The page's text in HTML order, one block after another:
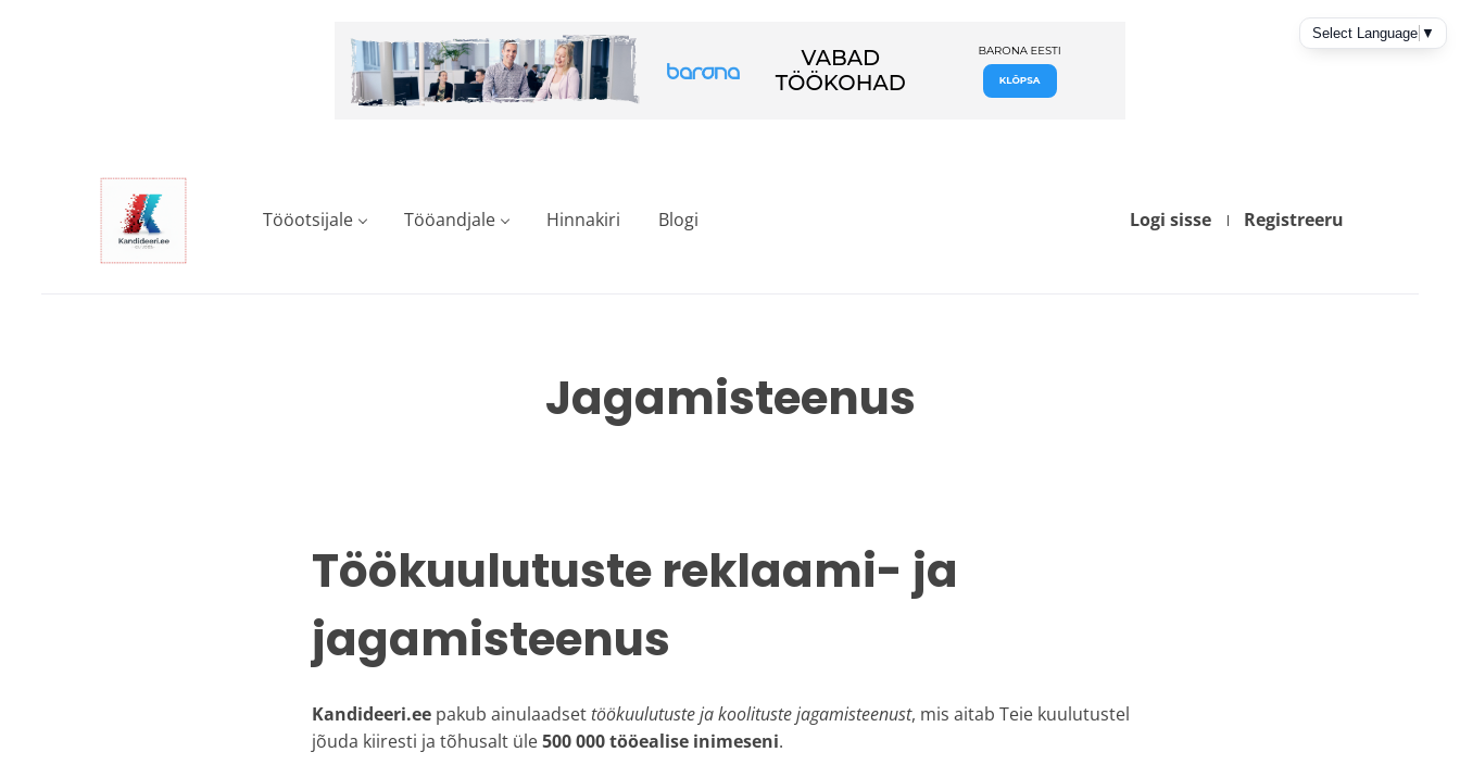
Logi sisse Registreeru
Tööotsijale Tööandjale Hinnakiri Blogi
Jagamisteenus
Töökuulutuste reklaami- ja
jagamisteenus
Kandideeri.ee pakub ainulaadset töökuulutuste ja koolituste jagamisteenust, mis aitab Teie kuulutustel
jõuda kiiresti ja tõhusalt üle500 000 tööealise inimeseni.